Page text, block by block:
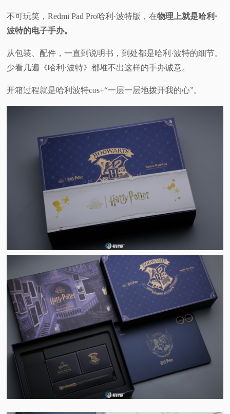
不可玩笑，Redmi Pad Pro哈利·波特版，在物理上就是哈利·
波特的电子手办。
从包装、配件，一直到说明书，到处都是哈利·波特的细节。
少看几遍《哈利·波特》都堆不出这样的手办诚意。
开箱过程就是哈利波特cos+“一层一层地拨开我的心”。